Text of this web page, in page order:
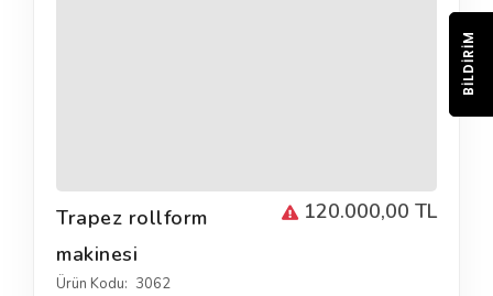
120.000,00 TL
Trapez rollform
makinesi
Ürün Kodu: 3062
BILDIRIM